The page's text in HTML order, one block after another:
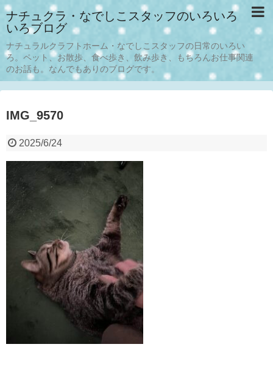
ナチュクラ・なでしこスタッフのいろいろ
いろブログ
ナチュラルクラフトホーム・なでしこスタッフの日常のいろい
ろ。ペット、お散歩、食べ歩き、飲み歩き、もちろんお仕事関連
のお話も。なんでもありのブログです。
IMG_9570
2025/6/24